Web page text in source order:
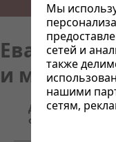
и молитва
Дата
файла
Мы
сетей и
также
нашими
сетям,